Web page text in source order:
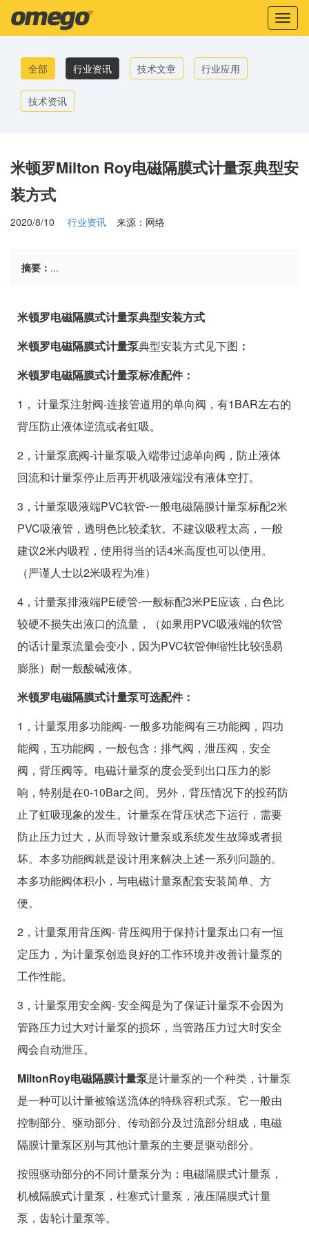
全部 行业资讯 技术文章 行业应用
技术资讯
米顿罗Milton Roy电磁隔膜式计量泵典型安
装方式
2020/8/10 行业资讯 来源：网络
摘要： ...
米顿罗电磁隔膜式计量泵典型安装方式
米顿罗电磁隔膜式计量泵典型安装方式见下图 ：
米顿罗电磁隔膜式计量泵标准配件：
1， 计量泵注射阀-连接管道用的单向阀，有1BAR左右的
背压防止液体逆流或者虹吸。
2，计量泵底阀-计量泵吸入端带过滤单向阀，防止液体
回流和计量泵停止后再开机吸液端没有液体空打。
3，计量泵吸液端PVC软管-一般电磁隔膜计量泵标配2米
PVC吸液管，透明色比较柔软。不建议吸程太高，一般
建议2米内吸程，使用得当的话4米高度也可以使用。
（严谨人士以2米吸程为准）
4，计量泵排液端PE硬管-一般标配3米PE应该，白色比
较硬不损失出液口的流量，（如果用PVC吸液端的软管
的话计量泵流量会变小，因为PVC软管伸缩性比较强易
膨胀）耐一般酸碱液体。
米顿罗电磁隔膜式计量泵可选配件：
1，计量泵用多功能阀- 一般多功能阀有三功能阀，四功
能阀，五功能阀，一般包含：排气阀，泄压阀，安全
阀，背压阀等。电磁计量泵的度会受到出口压力的影
响，特别是在0-10Bar之间。另外，背压情况下的投药防
止了虹吸现象的发生。计量泵在背压状态下运行，需要
防止压力过大，从而导致计量泵或系统发生故障或者损
坏。本多功能阀就是设计用来解决上述一系列问题的。
本多功能阀体积小，与电磁计量泵配套安装简单、方
便。
2，计量泵用背压阀- 背压阀用于保持计量泵出口有一恒
定压力，为计量泵创造良好的工作环境并改善计量泵的
工作性能。
3，计量泵用安全阀- 安全阀是为了保证计量泵不会因为
管路压力过大对计量泵的损坏，当管路压力过大时安全
阀会自动泄压。
MiltonRoy电磁隔膜计量泵是计量泵的一个种类，计量泵
是一种可以计量被输送流体的特殊容积式泵。它一般由
控制部分、驱动部分、传动部分及过流部分组成，电磁
隔膜计量泵区别与其他计量泵的主要是驱动部分。
按照驱动部分的不同计量泵分为：电磁隔膜式计量泵，
机械隔膜式计量泵，柱塞式计量泵，液压隔膜式计量
泵，齿轮计量泵等。